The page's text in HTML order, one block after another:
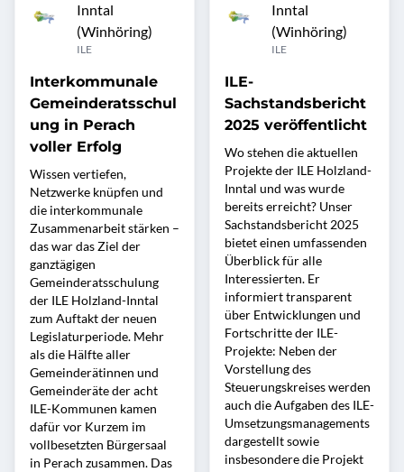
Inntal
(Winhöring)
ILE
Interkommunale
Gemeinderatsschul
ung in Perach
voller Erfolg
Wissen vertiefen,
Netzwerke knüpfen und
die interkommunale
Zusammenarbeit stärken –
das war das Ziel der
ganztägigen
Gemeinderatsschulung
der ILE Holzland-Inntal
zum Auftakt der neuen
Legislaturperiode. Mehr
als die Hälfte aller
Gemeinderätinnen und
Gemeinderäte der acht
ILE-Kommunen kamen
dafür vor Kurzem im
vollbesetzten Bürgersaal
in Perach zusammen. Das
Inntal
(Winhöring)
ILE
ILE-
Sachstandsbericht
2025 veröffentlicht
Wo stehen die aktuellen
Projekte der ILE Holzland-
Inntal und was wurde
bereits erreicht? Unser
Sachstandsbericht 2025
bietet einen umfassenden
Überblick für alle
Interessierten. Er
informiert transparent
über Entwicklungen und
Fortschritte der ILE-
Projekte: Neben der
Vorstellung des
Steuerungskreises werden
auch die Aufgaben des ILE-
Umsetzungsmanagements
dargestellt sowie
insbesondere die Projekt